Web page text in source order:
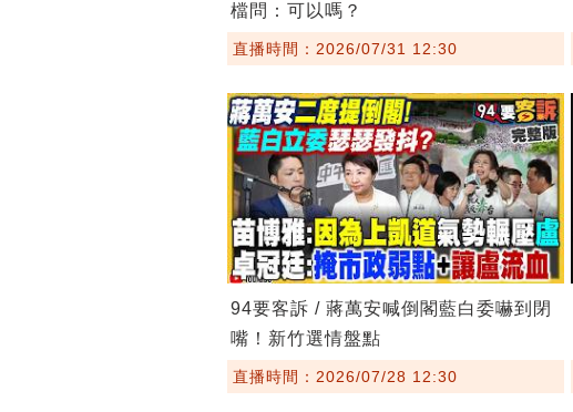
檔問：可以嗎？
直播時間：2026/07/31 12:30
94要客訴 / 蔣萬安喊倒閣藍白委嚇到閉
嘴！新竹選情盤點
直播時間：2026/07/28 12:30